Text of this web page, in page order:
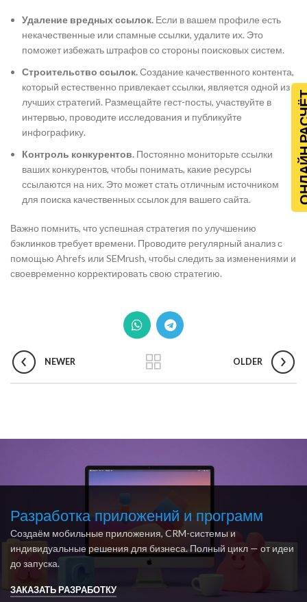
Удаление вредных ссылок. Если в вашем профиле есть
некачественные или спамные ссылки, удалите их. Это
поможет избежать штрафов со стороны поисковых систем.
Строительство ссылок.Создание качественного контента,
который естественно привлекает ссылки, является одной из
лучших стратегий. Размещайте гест-посты, участвуйте в
интервью, проводите исследования и публикуйте
инфографику.
Контроль конкурентов. Постоянно мониторьте ссылки
ваших конкурентов, чтобы понимать, какие ресурсы
ссылаются на них. Это может стать отличным источником
для поиска качественных ссылок для вашего сайта.
Важно помнить, что успешная стратегия по улучшению
бэклинков требует времени. Проводите регулярный анализ с
помощью Ahrefs или SEMrush, чтобы следить за изменениями и
своевременно корректировать свою стратегию.
NEWER OLDER
Разработка приложений и программ
Создаём мобильные приложения, CRM-системы и
индивидуальные решения для бизнеса. Полный цикл — от идеи
до запуска.
ЗАКАЗАТЬ РАЗРАБОТКУ